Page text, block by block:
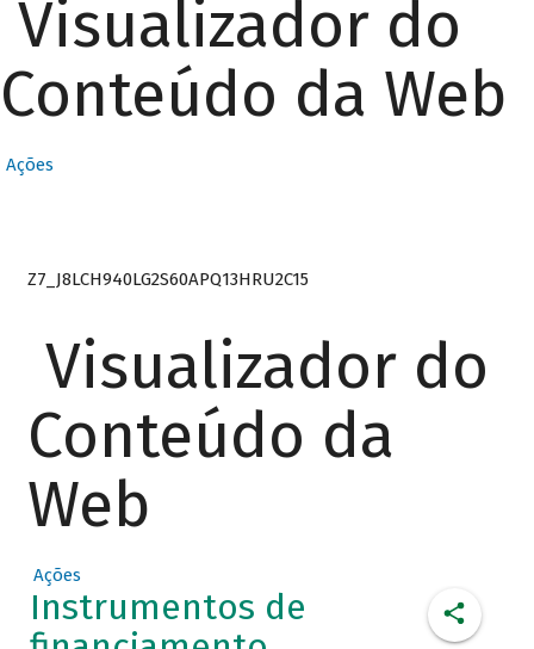
Visualizador do
Conteúdo da Web
Ações
Z7_J8LCH940LG2S60APQ13HRU2C15
Visualizador do
Conteúdo da
Web
Ações
Instrumentos de